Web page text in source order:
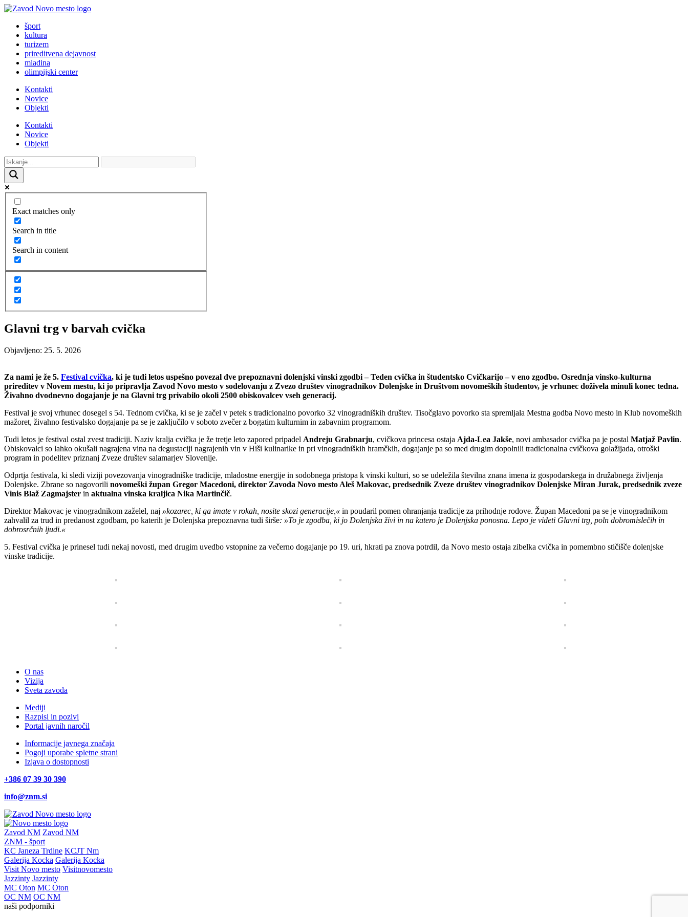
šport
kultura
turizem
prireditvena dejavnost
mladina
olimpijski center
Kontakti
Novice
Objekti
Kontakti
Novice
Objekti
Exact matches only
Search in title
Search in content
Glavni trg v barvah cvička
Objavljeno: 25. 5. 2026
Za nami je že 5. Festival cvička, ki je tudi letos uspešno povezal dve prepoznavni dolenjski vinski zgodbi – Teden cvička in študentsko Cvičkarijo – v eno zgodbo. Osrednja vinsko-kulturna
prireditev v Novem mestu, ki jo pripravlja Zavod Novo mesto v sodelovanju z Zvezo društev vinogradnikov Dolenjske in Društvom novomeških študentov, je vrhunec doživela minuli konec tedna.
Živahno dvodnevno dogajanje je na Glavni trg privabilo okoli 2500 obiskovalcev vseh generacij.
Festival je svoj vrhunec dosegel s 54. Tednom cvička, ki se je začel v petek s tradicionalno povorko 32 vinogradniških društev. Tisočglavo povorko sta spremljala Mestna godba Novo mesto in Klub novomeških
mažoret, živahno festivalsko dogajanje pa se je zaključilo v soboto zvečer z bogatim kulturnim in zabavnim programom.
Tudi letos je festival ostal zvest tradiciji. Naziv kralja cvička je že tretje leto zapored pripadel Andreju Grabnarju, cvičkova princesa ostaja Ajda-Lea Jakše, novi ambasador cvička pa je postal Matjaž Pavlin.
Obiskovalci so lahko okušali nagrajena vina na degustaciji nagrajenih vin v Hiši kulinarike in pri vinogradniških hramčkih, dogajanje pa so med drugim dopolnili tradicionalna cvičkova golažijada, otroški
program in podelitev priznanj Zveze društev salamarjev Slovenije.
Odprtja festivala, ki sledi viziji povezovanja vinogradniške tradicije, mladostne energije in sodobnega pristopa k vinski kulturi, so se udeležila številna znana imena iz gospodarskega in družabnega življenja
Dolenjske. Zbrane so nagovorili novomeški župan Gregor Macedoni, direktor Zavoda Novo mesto Aleš Makovac, predsednik Zveze društev vinogradnikov Dolenjske Miran Jurak, predsednik zveze
Vinis Blaž Zagmajster in aktualna vinska kraljica Nika Martinčič.
Direktor Makovac je vinogradnikom zaželel, naj »kozarec, ki ga imate v rokah, nosite skozi generacije,« in poudaril pomen ohranjanja tradicije za prihodnje rodove. Župan Macedoni pa se je vinogradnikom
zahvalil za trud in predanost zgodbam, po katerih je Dolenjska prepoznavna tudi širše: »To je zgodba, ki jo Dolenjska živi in na katero je Dolenjska ponosna. Lepo je videti Glavni trg, poln dobromislečih in
dobrosrčnih ljudi.«
5. Festival cvička je prinesel tudi nekaj novosti, med drugim uvedbo vstopnine za večerno dogajanje po 19. uri, hkrati pa znova potrdil, da Novo mesto ostaja zibelka cvička in pomembno stičišče dolenjske
vinske tradicije.
O nas
Vizija
Sveta zavoda
Mediji
Razpisi in pozivi
Portal javnih naročil
Informacije javnega značaja
Pogoji uporabe spletne strani
Izjava o dostopnosti
+386 07 39 30 390
info@znm.si
Zavod NM Zavod NM
ZNM - šport
KC Janeza Trdine KCJT Nm
Galerija Kocka Galerija Kocka
Visit Novo mesto Visitnovomesto
Jazzinty Jazzinty
MC Oton MC Oton
OC NM OC NM
naši podporniki